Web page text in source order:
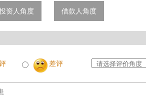
资人角度 借款人角度
差评